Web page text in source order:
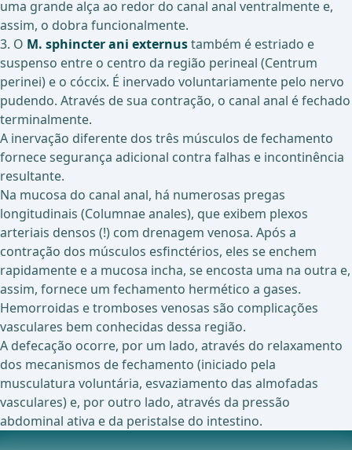
uma grande alça ao redor do canal anal ventralmente e,
assim, o dobra funcionalmente.
3. O M. sphincter ani externustambém é estriado e
suspenso entre o centro da região perineal (Centrum
perinei) e o cóccix. É inervado voluntariamente pelo nervo
pudendo. Através de sua contração, o canal anal é fechado
terminalmente.
A inervação diferente dos três músculos de fechamento
fornece segurança adicional contra falhas e incontinência
resultante.
Na mucosa do canal anal, há numerosas pregas
longitudinais (Columnae anales), que exibem plexos
arteriais densos (!) com drenagem venosa. Após a
contração dos músculos esfinctérios, eles se enchem
rapidamente e a mucosa incha, se encosta uma na outra e,
assim, fornece um fechamento hermético a gases.
Hemorroidas e tromboses venosas são complicações
vasculares bem conhecidas dessa região.
A defecação ocorre, por um lado, através do relaxamento
dos mecanismos de fechamento (iniciado pela
musculatura voluntária, esvaziamento das almofadas
vasculares) e, por outro lado, através da pressão
abdominal ativa e da peristalse do intestino.
Suprimento Vascular